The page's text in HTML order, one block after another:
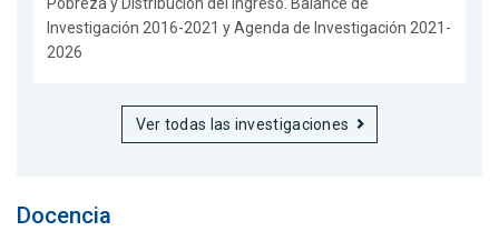
Pobreza y Distribución del Ingreso. Balance de
Investigación 2016-2021 y Agenda de Investigación 2021-
2026
Ver todas las investigaciones
Docencia